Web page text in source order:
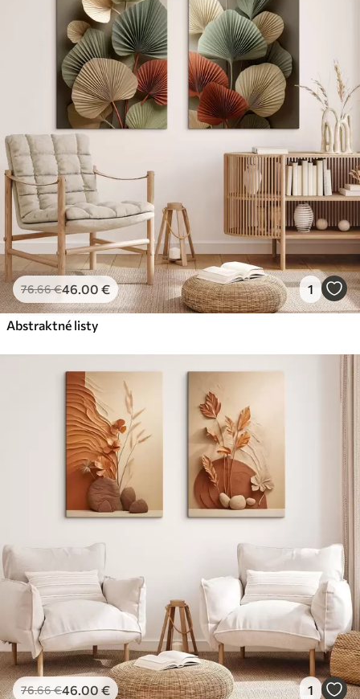
76.66€46.00 € 1
Abstraktné listy
76.66€46.00 € 1